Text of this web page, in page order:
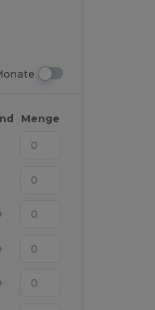
Menge